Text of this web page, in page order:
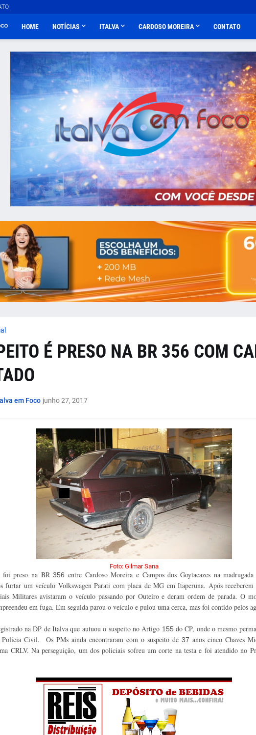
HOME NOTÍCIAS ITALVA CARDOSO MOREIRA CONTATO
É PRESO NA BR 356 COM
em Foco junho 27, 2017
Foto: Gilmar Sana
foi preso na BR356 entre Cardoso Moreira e Campos dos Goytacazes na
furtar um veículo Volkswagen Parati com placa de MG em Itaperuna. Apósreceberem
Militares avistaram o veículo passando por Outeiro e deram ordem de parada. O
em fuga. Emseguida parou o veículo e pulou uma cerca, mas foi contido pelos
na DP de Italva que autuou o suspeito no Artigo 155do CP, onde o mesmo
Polícia Civil. Os PMs ainda encontraram com o suspeito de37 anos cinco Chaves
CRLV. Na perseguição, um dos policiais sofreu um corte na testa e foi atendido no